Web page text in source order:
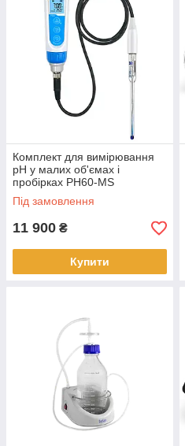
Комплект для вимірювання
pH у малих об'ємах і
пробірках PH60-MS
Під замовлення
11 900 ₴
Купити